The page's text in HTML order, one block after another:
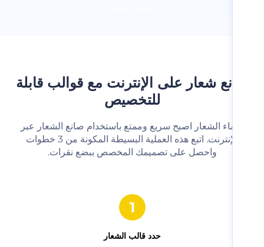
شعار على الإنترنت مع قوالب قابلة
للتخصيص
الشعار اصبح سريع وممتع باستخدام صانع الشعار عبر
الإنترنت. اتبع هذه العملية البسيطة المكونة من 3 خطوات
واحصل على تصميمك المخصص ببضع نقرات.‬
حدد قالب الشعار